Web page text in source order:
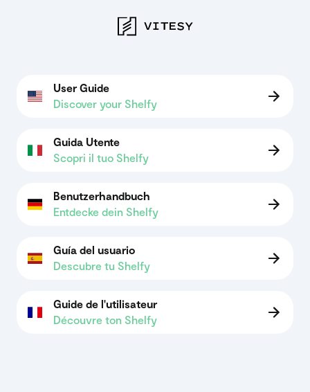
User Guide
Discover your Shelfy
Guida Utente
Scopri il tuo Shelfy
Benutzerhandbuch
Entdecke dein Shelfy
Guía del usuario
Descubre tu Shelfy
Guide de l'utilisateur
Découvre ton Shelfy